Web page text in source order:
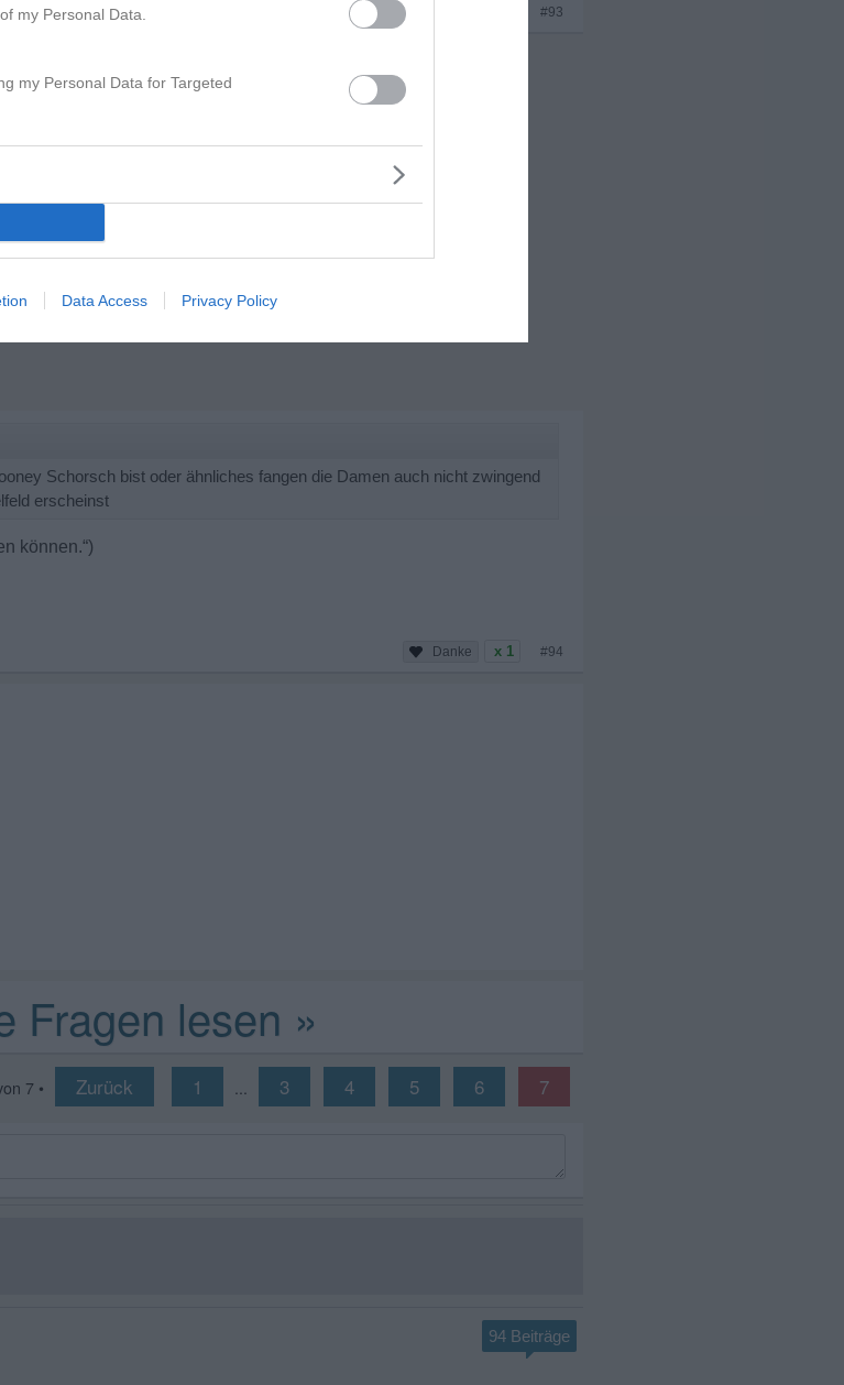
my Personal Data.
my Personal Data for Targeted
Data Access Privacy Policy
#93
Schorsch bist oder ähnliches fangen die Damen auch nicht zwingend
erscheinst
können.“)
x 1 #94
7 • Zurück 1 ... 3 4 5 6 7
94 Beiträge